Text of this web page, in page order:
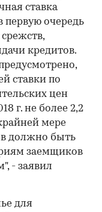
ставка
первую очередь
кредитов.
ставки по
цен
г. не более 2,2
мере
должно быть
заемщиков
- заявил
для